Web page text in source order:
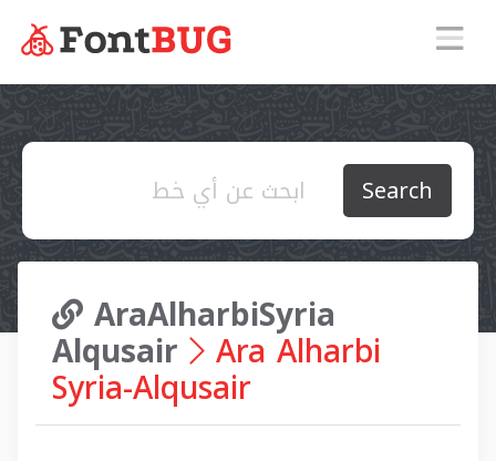
Search
AraAlharbiSyria
Alqusair Ara Alharbi
Syria-Alqusair